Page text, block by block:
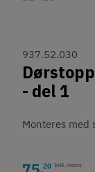
937.52.030
- del 1
Monteres med
,20 Inkl. moms